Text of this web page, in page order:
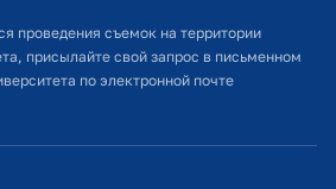
почты
проведения съемок на территории
присылайте свой запрос в письменном
по электронной почте